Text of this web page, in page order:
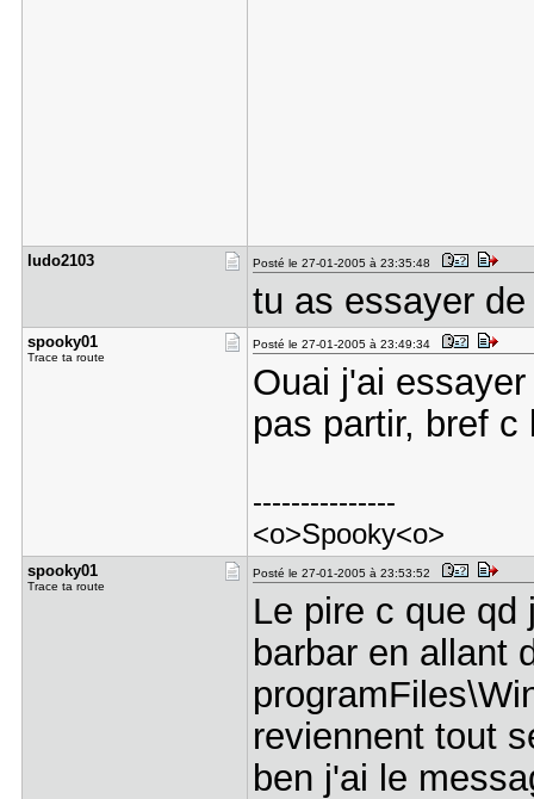
ludo2103 Posté le 27-01-2005 à 23:35:48
tu as essayer
spooky01
Trace ta route
Posté le 27-01-2005 à 23:49:34
Ouai j'ai
pas partir, bref c
---------------
<o>Spooky<o>
spooky01
Trace ta route
Posté le 27-01-2005 à 23:53:52
Le pire c que qd
barbar en allant
reviennent tout
ben j'ai le